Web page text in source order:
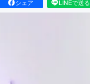
シェア LINEで送る